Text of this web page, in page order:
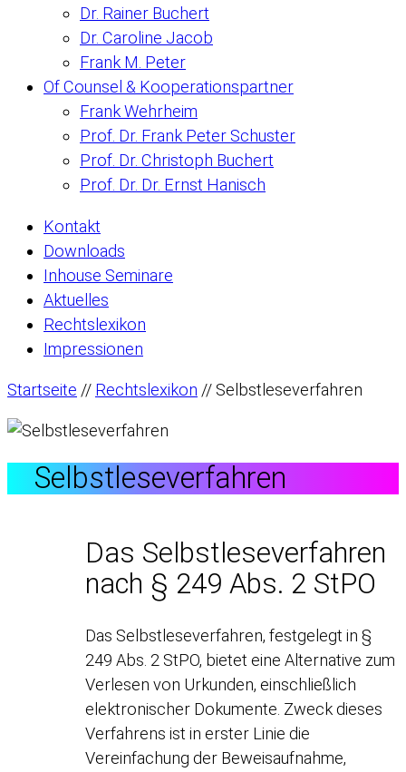
Dr. Rainer Buchert
Dr. Caroline Jacob
Frank M. Peter
Of Counsel & Kooperationspartner
Frank Wehrheim
Prof. Dr. Frank Peter Schuster
Prof. Dr. Christoph Buchert
Prof. Dr. Dr. Ernst Hanisch
Kontakt
Downloads
Inhouse Seminare
Aktuelles
Rechtslexikon
Impressionen
Startseite // Rechtslexikon //Selbstleseverfahren
Selbstleseverfahren
Das Selbstleseverfahren
nach § 249 Abs. 2 StPO
Das Selbstleseverfahren, festgelegt in §
249 Abs. 2 StPO, bietet eine Alternative zum
Verlesen von Urkunden, einschließlich
elektronischer Dokumente. Zweck dieses
Verfahrens ist in erster Linie die
Vereinfachung der Beweisaufnahme,